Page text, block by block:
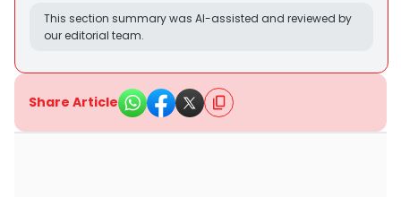
This section summary was AI-assisted and reviewed by
our editorial team.
Share Article